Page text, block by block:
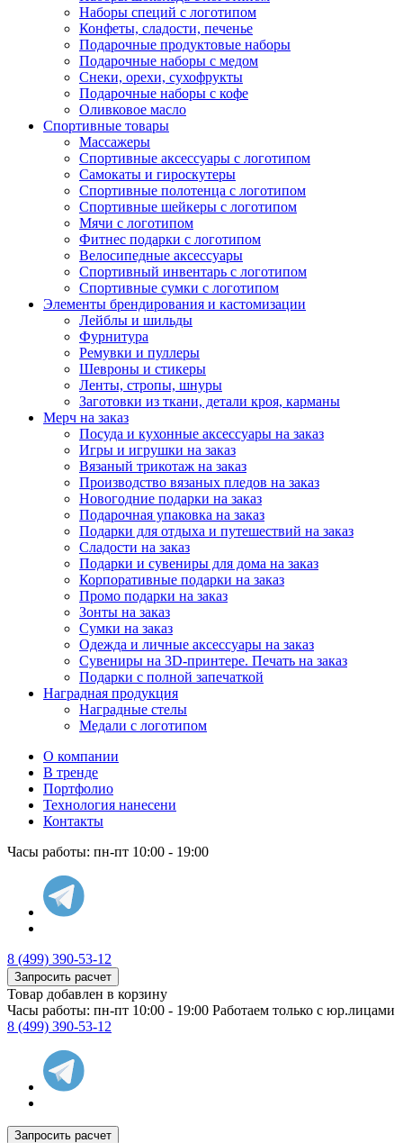
Наборы специй с логотипом
Конфеты, сладости, печенье
Подарочные продуктовые наборы
Подарочные наборы с медом
Снеки, орехи, сухофрукты
Подарочные наборы с кофе
Оливковое масло
Спортивные товары
Массажеры
Спортивные аксессуары с логотипом
Самокаты и гироскутеры
Спортивные полотенца с логотипом
Спортивные шейкеры с логотипом
Мячи с логотипом
Фитнес подарки с логотипом
Велосипедные аксессуары
Спортивный инвентарь с логотипом
Спортивные сумки с логотипом
Элементы брендирования и кастомизации
Лейблы и шильды
Фурнитура
Ремувки и пуллеры
Шевроны и стикеры
Ленты, стропы, шнуры
Заготовки из ткани, детали кроя, карманы
Мерч на заказ
Посуда и кухонные аксессуары на заказ
Игры и игрушки на заказ
Вязаный трикотаж на заказ
Производство вязаных пледов на заказ
Новогодние подарки на заказ
Подарочная упаковка на заказ
Подарки для отдыха и путешествий на заказ
Сладости на заказ
Подарки и сувениры для дома на заказ
Корпоративные подарки на заказ
Промо подарки на заказ
Зонты на заказ
Сумки на заказ
Одежда и личные аксессуары на заказ
Сувениры на 3D-принтере. Печать на заказ
Подарки с полной запечаткой
Наградная продукция
Наградные стелы
Медали с логотипом
О компании
В тренде
Портфолио
Технология нанесени
Контакты
Часы работы: пн-пт 10:00 - 19:00
8 (499) 390-53-12
Запросить расчет
Товар добавлен в корзину
Часы работы: пн-пт 10:00 - 19:00 Работаем только с юр.лицами
8 (499) 390-53-12
Запросить расчет